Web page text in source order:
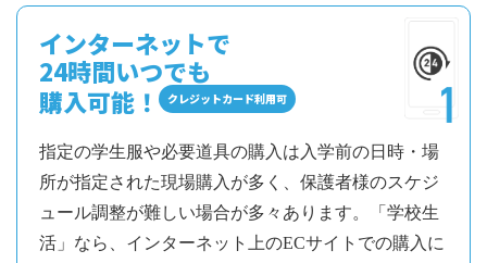
インターネットで
24時間いつでも
購入可能！
クレジットカード利用可
指定の学生服や必要道具の購入は入学前の日時・場
所が指定された現場購入が多く、保護者様のスケジ
ュール調整が難しい場合が多々あります。「学校生
活」なら、インターネット上のECサイトでの購入に